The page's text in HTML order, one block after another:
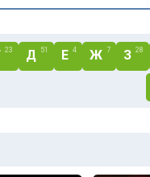
23 Д 51 Е 4 Ж 7 З 28